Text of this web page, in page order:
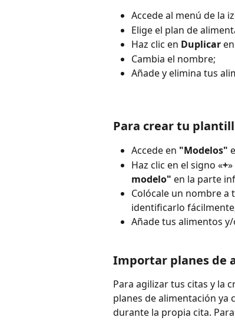
Accede al menú de la
Elige el plan de
Haz clic en Duplicar
Cambia el nombre;
Añade y elimina tus
Para crear tu
Accede en "Modelos"
Haz clic en el signo «+
modelo" en la parte
Colócale un nombre a
identificarlo
Añade tus alimentos
Importar planes de
Para agilizar tus citas y la
planes de alimentación ya
durante la propia cita.